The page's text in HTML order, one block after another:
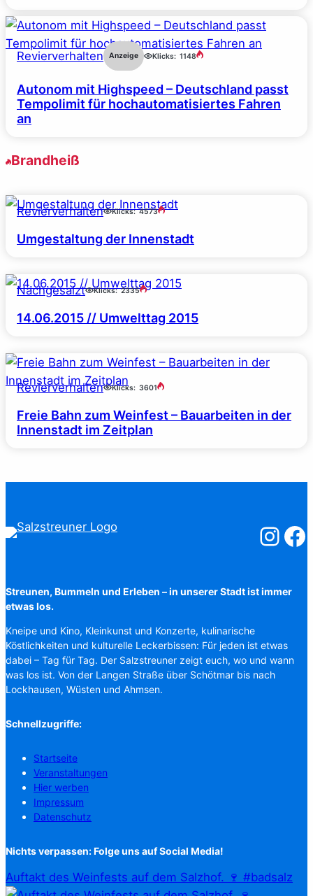
Revierverhalten Anzeige Klicks: 1148
Autonom mit Highspeed – Deutschland passt
Tempolimit für hochautomatisiertes Fahren
an
Brandheiß
Revierverhalten Klicks: 4573
Umgestaltung der Innenstadt
Nachgesalzt Klicks: 2335
14.06.2015 // Umwelttag 2015
Revierverhalten Klicks: 3601
Freie Bahn zum Weinfest – Bauarbeiten in der
Innenstadt im Zeitplan
Streunen, Bummeln und Erleben – in unserer Stadt ist immer
etwas los.
Kneipe und Kino, Kleinkunst und Konzerte, kulinarische
Köstlichkeiten und kulturelle Leckerbissen: Für jeden ist etwas
dabei – Tag für Tag. Der Salzstreuner zeigt euch, wo und wann
was los ist. Von der Langen Straße über Schötmar bis nach
Lockhausen, Wüsten und Ahmsen.
Schnellzugriffe:
Startseite
Veranstaltungen
Hier werben
Impressum
Datenschutz
Nichts verpassen: Folge uns auf Social Media!
Auftakt des Weinfests auf dem Salzhof. 🍷 #badsalz